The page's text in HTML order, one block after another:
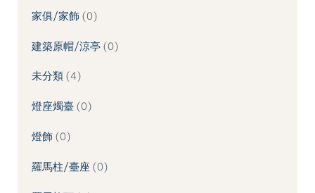
家俱/家飾 0
建築原帽/涼亭 0
未分類 4
燈座燭臺 0
燈飾 0
羅馬柱/臺座 0